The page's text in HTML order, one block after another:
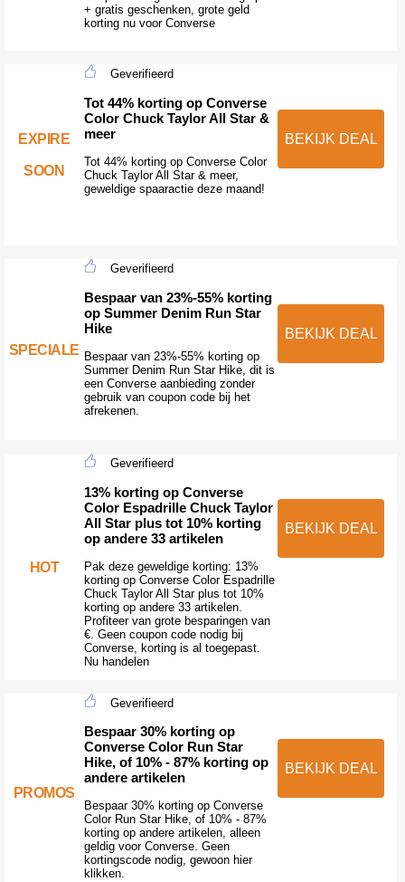
+ gratis geschenken, grote geld
korting nu voor Converse
EXPIRE
SOON
Geverifieerd
Tot 44% korting op Converse
Color Chuck Taylor All Star &
meer
Tot 44% korting op Converse Color
Chuck Taylor All Star & meer,
geweldige spaaractie deze maand!
BEKIJK DEAL
SPECIALE
Geverifieerd
Bespaar van 23%-55% korting
op Summer Denim Run Star
Hike
Bespaar van 23%-55% korting op
Summer Denim Run Star Hike, dit is
een Converse aanbieding zonder
gebruik van coupon code bij het
afrekenen.
BEKIJK DEAL
HOT
Geverifieerd
13% korting op Converse
Color Espadrille Chuck Taylor
All Star plus tot 10% korting
op andere 33 artikelen
Pak deze geweldige korting: 13%
korting op Converse Color Espadrille
Chuck Taylor All Star plus tot 10%
korting op andere 33 artikelen.
Profiteer van grote besparingen van
€. Geen coupon code nodig bij
Converse, korting is al toegepast.
Nu handelen
BEKIJK DEAL
PROMOS
Geverifieerd
Bespaar 30% korting op
Converse Color Run Star
Hike, of 10% - 87% korting op
andere artikelen
Bespaar 30% korting op Converse
Color Run Star Hike, of 10% - 87%
korting op andere artikelen, alleen
geldig voor Converse. Geen
kortingscode nodig, gewoon hier
klikken.
BEKIJK DEAL